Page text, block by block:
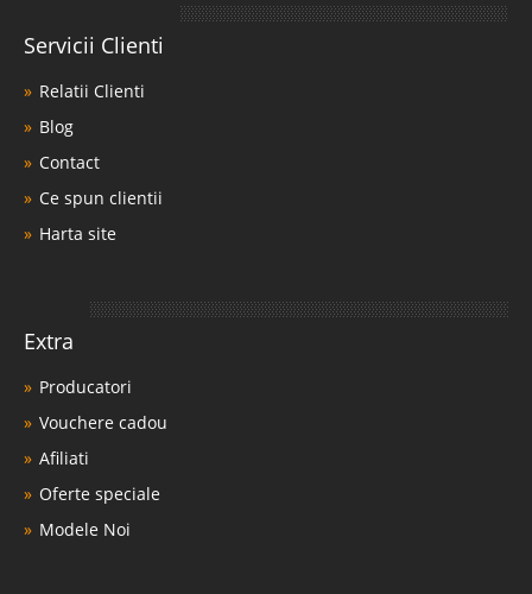
Servicii Clienti
Relatii Clienti
Blog
Contact
Ce spun clientii
Harta site
Extra
Producatori
Vouchere cadou
Afiliati
Oferte speciale
Modele Noi